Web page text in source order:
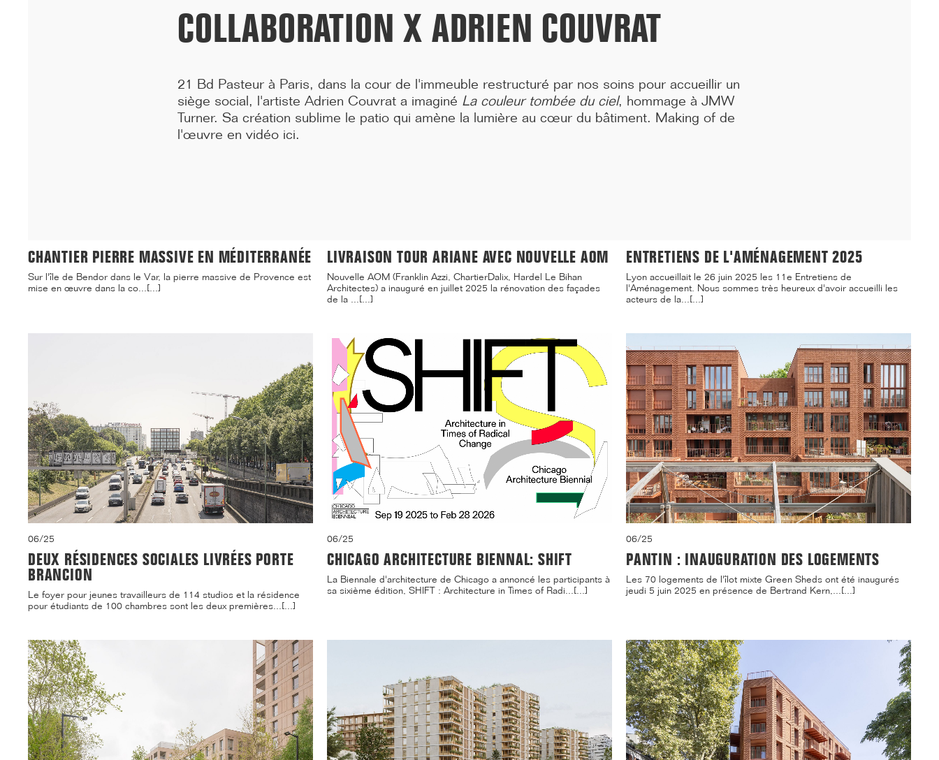
CHANTIER PIERRE MASSIVE EN MÉDITERRANÉE
Sur l'île de Bendor dans le Var, la pierre massive de Provence est
mise en œuvre dans la co...[...]
LIVRAISON TOUR ARIANE AVEC NOUVELLE AOM
Nouvelle AOM (Franklin Azzi, ChartierDalix, Hardel Le Bihan
Architectes) a inauguré en juillet 2025 la rénovation des façades
de la ...[...]
ENTRETIENS DE L'AMÉNAGEMENT 2025
Lyon accueillait le 26 juin 2025 les 11e Entretiens de
l'Aménagement. Nous sommes très heureux d'avoir accueilli les
acteurs de la...[...]
06/25
DEUX RÉSIDENCES SOCIALES LIVRÉES PORTE
BRANCION
Le foyer pour jeunes travailleurs de 114 studios et la résidence
pour étudiants de 100 chambres sont les deux premières...[...]
06/25
CHICAGO ARCHITECTURE BIENNAL: SHIFT
La Biennale d'architecture de Chicago a annoncé les participants à
sa sixième édition, SHIFT : Architecture in Times of Radi...[...]
06/25
PANTIN : INAUGURATION DES LOGEMENTS
Les 70 logements de l'îlot mixte Green Sheds ont été inaugurés
jeudi 5 juin 2025 en présence de Bertrand Kern,...[...]
COLLABORATION X ADRIEN COUVRAT
21 Bd Pasteur à Paris, dans la cour de l'immeuble restructuré par nos soins pour accueillir un
siège social, l'artiste Adrien Couvrat a imaginé La couleur tombée du ciel, hommage à JMW
Turner. Sa création sublime le patio qui amène la lumière au cœur du bâtiment. Making of de
l'œuvre en vidéo ici.